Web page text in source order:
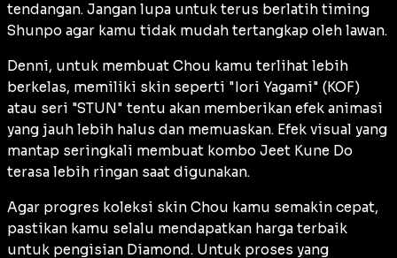
tendangan. Jangan lupa untuk terus berlatih timing
Shunpo agar kamu tidak mudah tertangkap oleh lawan.
Denni, untuk membuat Chou kamu terlihat lebih
berkelas, memiliki skin seperti "Iori Yagami" (KOF)
atau seri "STUN" tentu akan memberikan efek animasi
yang jauh lebih halus dan memuaskan. Efek visual yang
mantap seringkali membuat kombo Jeet Kune Do
terasa lebih ringan saat digunakan.
Agar progres koleksi skin Chou kamu semakin cepat,
pastikan kamu selalu mendapatkan harga terbaik
untuk pengisian Diamond. Untuk proses yang